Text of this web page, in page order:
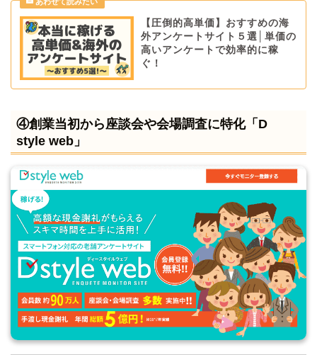
【圧倒的高単価】おすすめの海
外アンケートサイト５選│単価の
高いアンケートで効率的に稼
ぐ！
④創業当初から座談会や会場調査に特化「D
style web」